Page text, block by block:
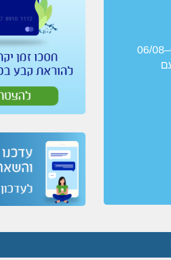
תושבים
לידיעתכם מחלקת
בקשות להיתרי
הגשות לקבלת תעודת
יש לשלוח כקבצי PDF בלבד למייל:
h.co.il
תוכניות
חלוקות